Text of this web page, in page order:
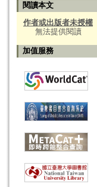
閱讀本文
作者或出版者未授權
無法提供閱讀
加值服務